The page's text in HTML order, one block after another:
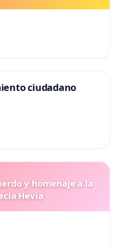
ciudadano
y homenaje a la
Hevia